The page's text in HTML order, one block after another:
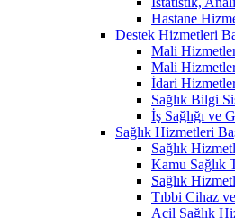
Hastane
Destek Hizmetleri
Mali
Mali
İdari
Sağlık Bilgi
İş Sağlığı ve
Sağlık Hizmetleri
Sağlık
Kamu Sağlık
Sağlık
Tıbbi Cihaz
Acil Sağlık